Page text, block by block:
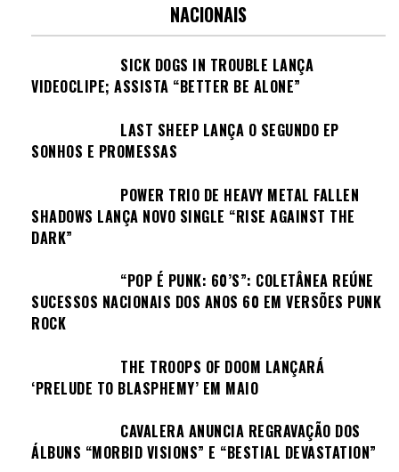
NACIONAIS
SICK DOGS IN TROUBLE LANÇA
VIDEOCLIPE; ASSISTA “BETTER BE ALONE”
LAST SHEEP LANÇA O SEGUNDO EP
SONHOS E PROMESSAS
POWER TRIO DE HEAVY METAL FALLEN
SHADOWS LANÇA NOVO SINGLE “RISE AGAINST THE
DARK”
“POP É PUNK: 60’S”: COLETÂNEA REÚNE
SUCESSOS NACIONAIS DOS ANOS 60 EM VERSÕES PUNK
ROCK
THE TROOPS OF DOOM LANÇARÁ
‘PRELUDE TO BLASPHEMY’ EM MAIO
CAVALERA ANUNCIA REGRAVAÇÃO DOS
ÁLBUNS “MORBID VISIONS” E “BESTIAL DEVASTATION”